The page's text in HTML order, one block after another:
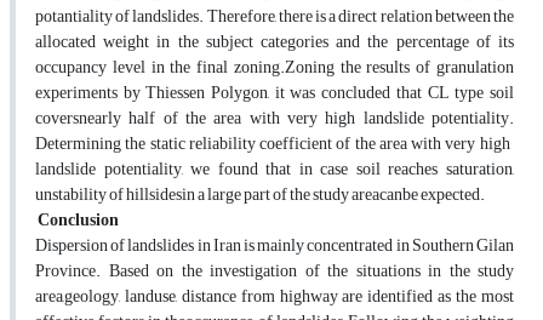
potantiality of landslides. Therefore, there is a direct relation between the
allocated weight in the subject categories and the percentage of its
occupancy level in the final zoning.Zoning the results of granulation
experiments by Thiessen Polygon, it was concluded that CL type soil
coversnearly half of the area with very high landslide potentiality.
Determining the static reliability coefficient of the area with very high ​​
landslide potentiality, we found that in case soil reaches saturation,
unstability of hillsidesin a large part of the study areacanbe expected.
Conclusion
Dispersion of landslides in Iran is mainly concentrated in Southern Gilan
Province. Based on the investigation of the situations in the study
area,geology, landuse, distance from highway are identified as the most